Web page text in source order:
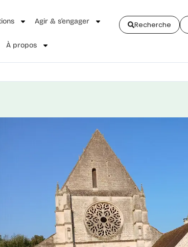
Agir & s’engager
À propos
Recherche